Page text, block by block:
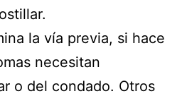
la vía previa, si hace
necesitan
o del condado. Otros